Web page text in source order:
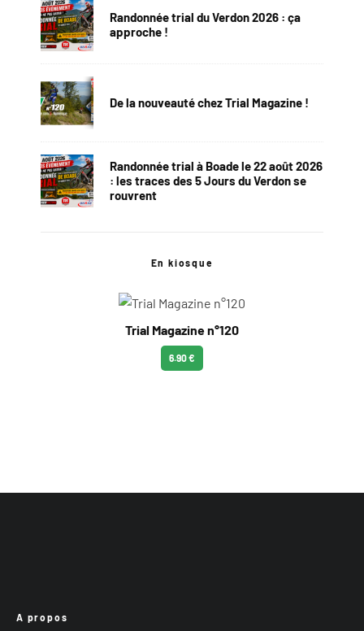
Randonnée trial du Verdon 2026 : ça
approche !
De la nouveauté chez Trial Magazine !
Randonnée trial à Boade le 22 août 2026
: les traces des 5 Jours du Verdon se
rouvrent
En kiosque
Trial Magazine n°120
6.90 €
A propos